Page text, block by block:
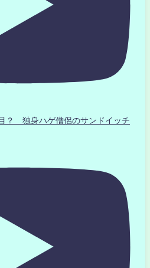
？ 独身ハゲ僧侶のサンドイッチ